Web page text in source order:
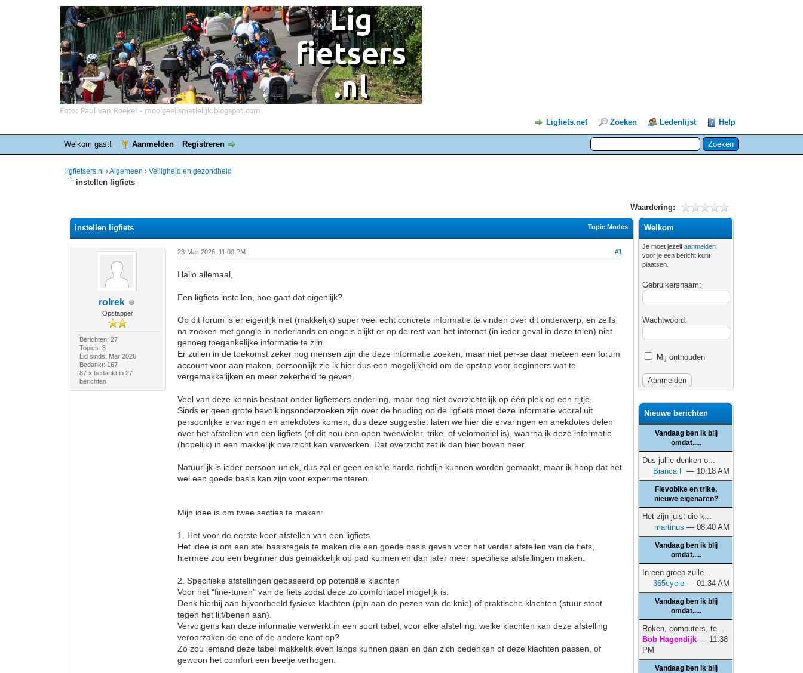
Ligfiets.net Zoeken Ledenlijst Help
Welkom gast! Aanmelden Registreren
ligfietsers.nl ›Algemeen ›Veiligheid en gezondheid
instellen ligfiets
Waardering:
Topic Modes
instellen ligfiets
rolrek
Opstapper
Berichten: 27
Topics: 3
Lid sinds: Mar 2026
Bedankt: 167
87 x bedankt in 27
berichten
#1
23-Mar-2026, 11:00 PM
Hallo allemaal,
Een ligfiets instellen, hoe gaat dat eigenlijk?
Op dit forum is er eigenlijk niet (makkelijk) super veel echt concrete informatie te vinden over dit onderwerp, en zelfs
na zoeken met google in nederlands en engels blijkt er op de rest van het internet (in ieder geval in deze talen) niet
genoeg toegankelijke informatie te zijn.
Er zullen in de toekomst zeker nog mensen zijn die deze informatie zoeken, maar niet per-se daar meteen een forum
account voor aan maken, persoonlijk zie ik hier dus een mogelijkheid om de opstap voor beginners wat te
vergemakkelijken en meer zekerheid te geven.
Veel van deze kennis bestaat onder ligfietsers onderling, maar nog niet overzichtelijk op één plek op een rijtje.
Sinds er geen grote bevolkingsonderzoeken zijn over de houding op de ligfiets moet deze informatie vooral uit
persoonlijke ervaringen en anekdotes komen, dus deze suggestie: laten we hier die ervaringen en anekdotes delen
over het afstellen van een ligfiets (of dit nou een open tweewieler, trike, of velomobiel is), waarna ik deze informatie
(hopelijk) in een makkelijk overzicht kan verwerken. Dat overzicht zet ik dan hier boven neer.
Natuurlijk is ieder persoon uniek, dus zal er geen enkele harde richtlijn kunnen worden gemaakt, maar ik hoop dat het
wel een goede basis kan zijn voor experimenteren.
Mijn idee is om twee secties te maken:
1. Het voor de eerste keer afstellen van een ligfiets
Het idee is om een stel basisregels te maken die een goede basis geven voor het verder afstellen van de fiets,
hiermee zou een beginner dus gemakkelijk op pad kunnen en dan later meer specifieke afstellingen maken.
2. Specifieke afstellingen gebaseerd op potentiële klachten
Voor het "fine-tunen" van de fiets zodat deze zo comfortabel mogelijk is.
Denk hierbij aan bijvoorbeeld fysieke klachten (pijn aan de pezen van de knie) of praktische klachten (stuur stoot
tegen het lijf/benen aan).
Vervolgens kan deze informatie verwerkt in een soort tabel, voor elke afstelling: welke klachten kan deze afstelling
veroorzaken de ene of de andere kant op?
Zo zou iemand deze tabel makkelijk even langs kunnen gaan en dan zich bedenken of deze klachten passen, of
gewoon het comfort een beetje verhogen.
Welkom
Je moet jezelfaanmelden
voor je een bericht kunt
plaatsen.
Gebruikersnaam:
Wachtwoord:
Mij onthouden
Nieuwe berichten
Vandaag ben ik blij
omdat.....
Dus jullie denken o...
Bianca F — 10:18 AM
Flevobike en trike,
nieuwe eigenaren?
Het zijn juist die k...
martinus — 08:40 AM
Vandaag ben ik blij
omdat.....
In een groep zulle...
365cycle — 01:34 AM
Vandaag ben ik blij
omdat.....
Roken, computers, te...
Bob Hagendijk — 11:38
PM
Vandaag ben ik blij